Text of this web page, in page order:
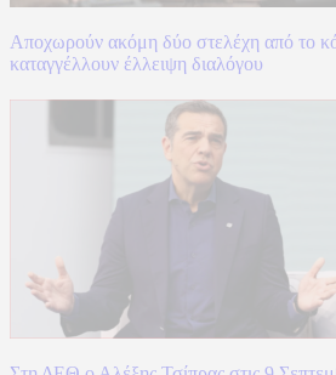
Αποχωρούν ακόμη δύο στελέχη από το
καταγγέλλουν έλλειψη διαλόγου